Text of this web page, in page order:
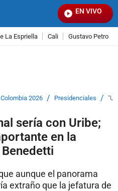
EN VIVO
La Espriella Cali Gustavo Petro
2026 / Presidenciales /
sería con Uribe;
en la
aunque el panorama
extraño que la jefatura de